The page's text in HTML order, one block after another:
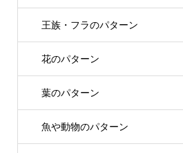
王族・フラのパターン
花のパターン
葉のパターン
魚や動物のパターン